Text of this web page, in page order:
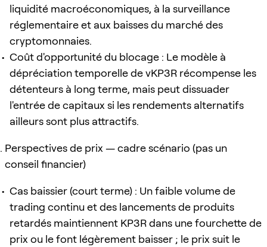
liquidité macroéconomiques, à la surveillance
réglementaire et aux baisses du marché des
cryptomonnaies.
Coût d'opportunité du blocage : Le modèle à
dépréciation temporelle de vKP3R récompense les
détenteurs à long terme, mais peut dissuader
l'entrée de capitaux si les rendements alternatifs
ailleurs sont plus attractifs.
Perspectives de prix — cadre scénario (pas un
conseil financier)
Cas baissier (court terme) : Un faible volume de
trading continu et des lancements de produits
retardés maintiennent KP3R dans une fourchette de
prix ou le font légèrement baisser ; le prix suit le